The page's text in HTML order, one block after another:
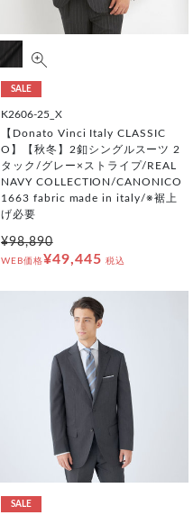
SALE
K2606-25_X
【Donato Vinci Italy CLASSIC
O】【秋冬】2釦シングルスーツ 2
タック/グレー×ストライプ/REAL
NAVY COLLECTION/CANONICO
1663 fabric made in italy/※裾上
げ必要
¥98,890
WEB価格¥49,445 税込
SALE